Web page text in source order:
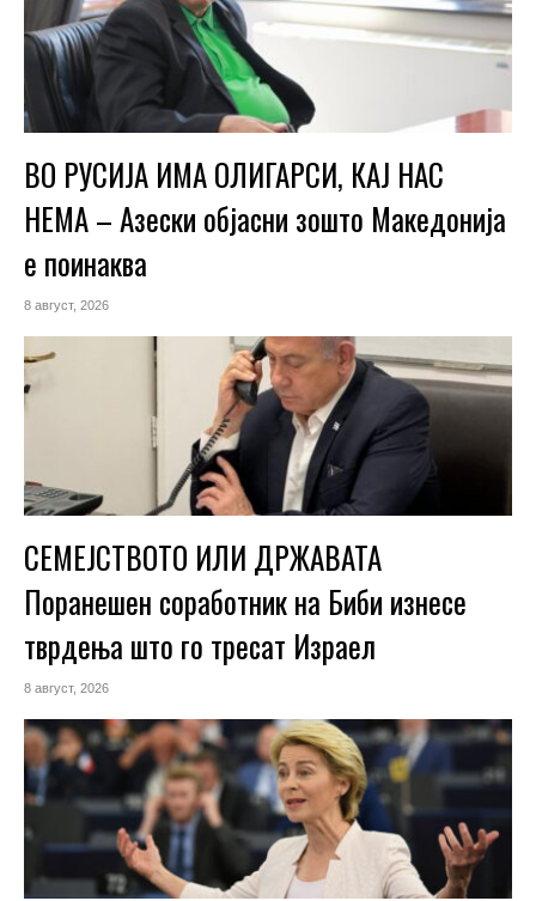
ВО РУСИЈА ИМА ОЛИГАРСИ, КАЈ НАС
НЕМА – Азески објасни зошто Македонија
е поинаква
8 август, 2026
СЕМЕЈСТВОТО ИЛИ ДРЖАВАТА
Поранешен соработник на Биби изнесе
тврдења што го тресат Израел
8 август, 2026